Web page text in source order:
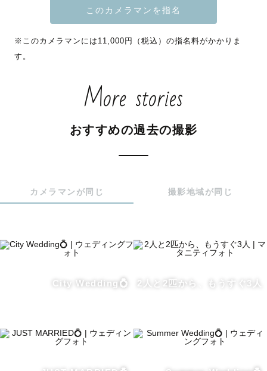
ご依頼確定後に変更致します！
スケジュールが△や×になっている日も撮影可能な場合がご
ざいます！
っています。ぜひご覧ください✨
※このカメラマンには11,000円（税込）の指名料がかかりま
す。
More stories
おすすめの過去の撮影
カメラマンが同じ 撮影地域が同じ
City Wedding💍 2人と2匹から、もうすぐ3人